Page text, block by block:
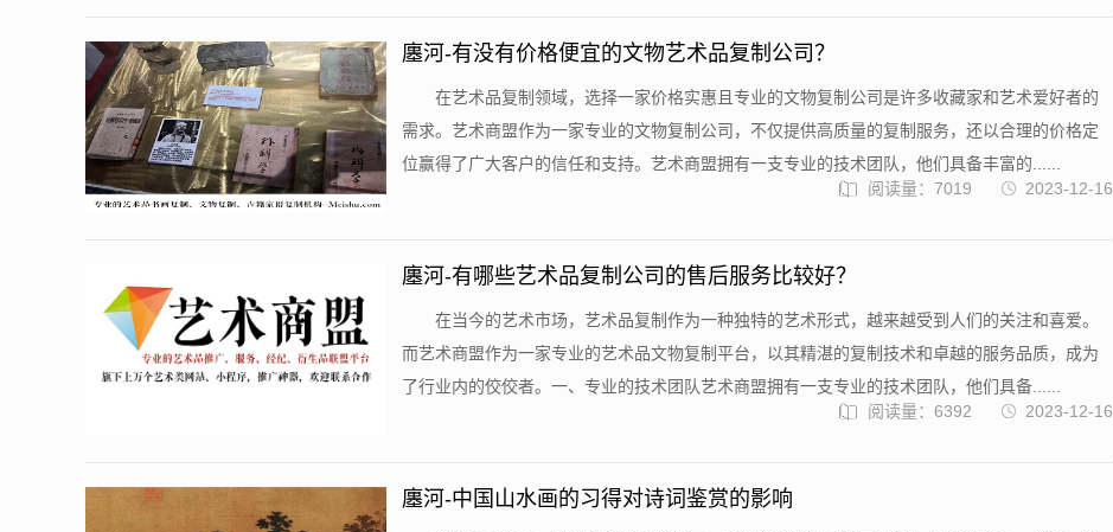
廛河-有没有价格便宜的文物艺术品复制公司？
在艺术品复制领域，选择一家价格实惠且专业的文物复制公司是许多收藏家和艺术爱好者的
需求。艺术商盟作为一家专业的文物复制公司，不仅提供高质量的复制服务，还以合理的价格定
位赢得了广大客户的信任和支持。艺术商盟拥有一支专业的技术团队，他们具备丰富的......
2023-12-16
阅读量：7019
廛河-有哪些艺术品复制公司的售后服务比较好？
在当今的艺术市场，艺术品复制作为一种独特的艺术形式，越来越受到人们的关注和喜爱。
而艺术商盟作为一家专业的艺术品文物复制平台，以其精湛的复制技术和卓越的服务品质，成为
了行业内的佼佼者。一、专业的技术团队艺术商盟拥有一支专业的技术团队，他们具备......
2023-12-16
阅读量：6392
廛河-中国山水画的习得对诗词鉴赏的影响